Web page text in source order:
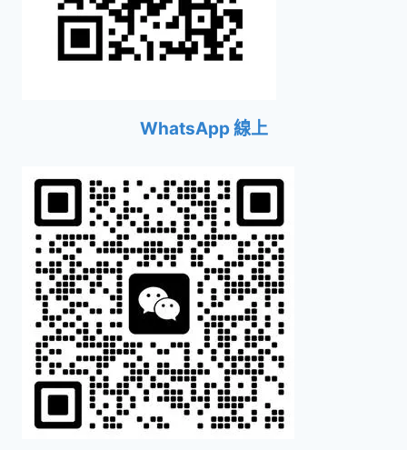
WhatsApp 線上